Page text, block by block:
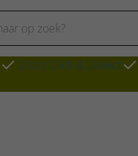
Gratis Click & Collect